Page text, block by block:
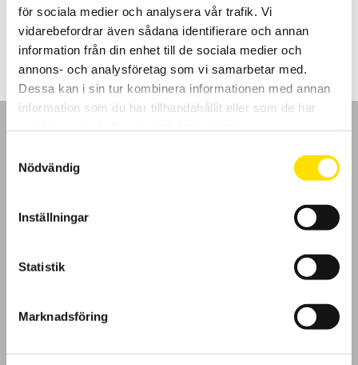
för sociala medier och analysera vår trafik. Vi
vidarebefordrar även sådana identifierare och annan
information från din enhet till de sociala medier och
annons- och analysföretag som vi samarbetar med.
Dessa kan i sin tur kombinera informationen med annan
information som du har tillhandahållit eller som de har
Nödvändig
Inställningar
Statistik
Marknadsföring
LÄS MER
Kundundersökning